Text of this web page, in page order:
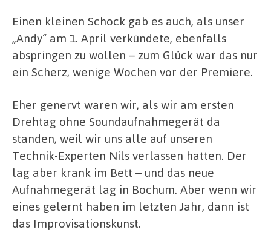
Einen kleinen Schock gab es auch, als unser
„Andy“ am 1. April verkündete, ebenfalls
abspringen zu wollen – zum Glück war das nur
ein Scherz, wenige Wochen vor der Premiere.
Eher genervt waren wir, als wir am ersten
Drehtag ohne Soundaufnahmegerät da
standen, weil wir uns alle auf unseren
Technik-Experten Nils verlassen hatten. Der
lag aber krank im Bett – und das neue
Aufnahmegerät lag in Bochum. Aber wenn wir
eines gelernt haben im letzten Jahr, dann ist
das Improvisationskunst.